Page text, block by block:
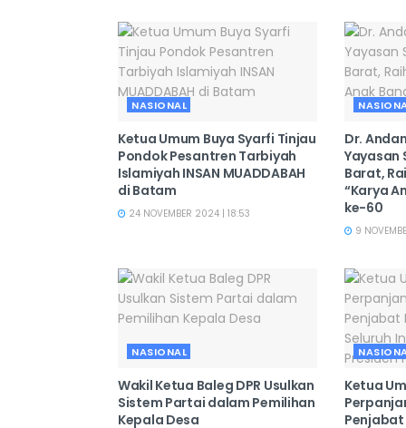
NASIONAL
Ketua Umum Buya Syarfi Tinjau
Pondok Pesantren Tarbiyah
Islamiyah INSAN MUADDABAH
di Batam
24 NOVEMBER 2024 | 18:53
Dr.
Yayasan
Barat,
“Karya
ke-60
9
NASIONAL
Wakil Ketua Baleg DPR Usulkan
Sistem Partai dalam Pemilihan
Kepala Desa
Ketua